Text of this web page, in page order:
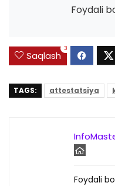
Foydali
Saqlash
3
TAGS: attestatsiya
Foydali